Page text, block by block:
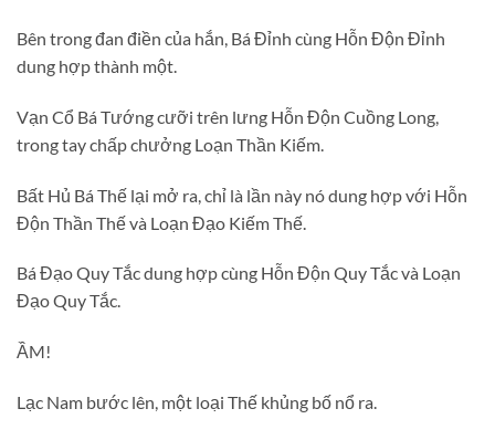
Bên trong đan điền của hắn, Bá Đỉnh cùng Hỗn Độn Đỉnh
dung hợp thành một.
Vạn Cổ Bá Tướng cưỡi trên lưng Hỗn Độn Cuồng Long,
trong tay chấp chưởng Loạn Thần Kiếm.
Bất Hủ Bá Thế lại mở ra, chỉ là lần này nó dung hợp với Hỗn
Độn Thần Thế và Loạn Đạo Kiếm Thế.
Bá Đạo Quy Tắc dung hợp cùng Hỗn Độn Quy Tắc và Loạn
Đạo Quy Tắc.
ẦM!
Lạc Nam bước lên, một loại Thế khủng bố nổ ra.